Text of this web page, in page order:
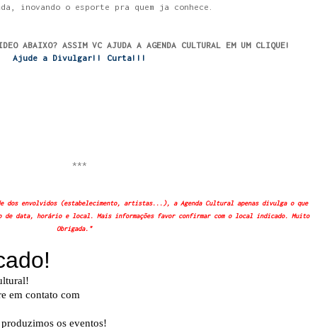
inovando o esporte pra quem ja conhece.
ABAIXO? ASSIM VC AJUDA A AGENDA CULTURAL EM UM CLIQUE!
Ajude a Divulgar!! Curta!!!
***
dos envolvidos (estabelecimento, artistas...), a Agenda Cultural apenas divulga o que
de data, horário e local. Mais informações favor confirmar com o local indicado. Muito
Obrigada."